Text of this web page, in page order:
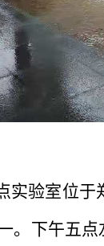
实验室位
。下午五